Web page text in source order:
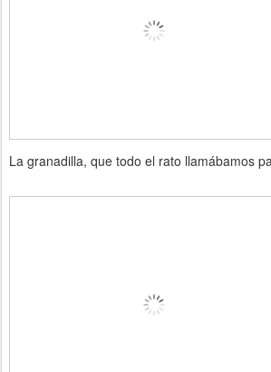
La granadilla, que todo el rato llamábamos